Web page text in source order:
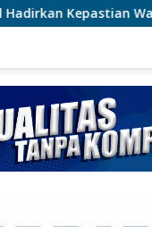
Masyarakat Tak